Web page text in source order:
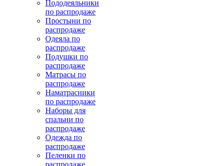
Пододеяльники
по распродаже
Простыни по
распродаже
Одеяла по
распродаже
Подушки по
распродаже
Матрасы по
распродаже
Наматрасники
по распродаже
Наборы для
спальни по
распродаже
Одежда по
распродаже
Пеленки по
распродаже